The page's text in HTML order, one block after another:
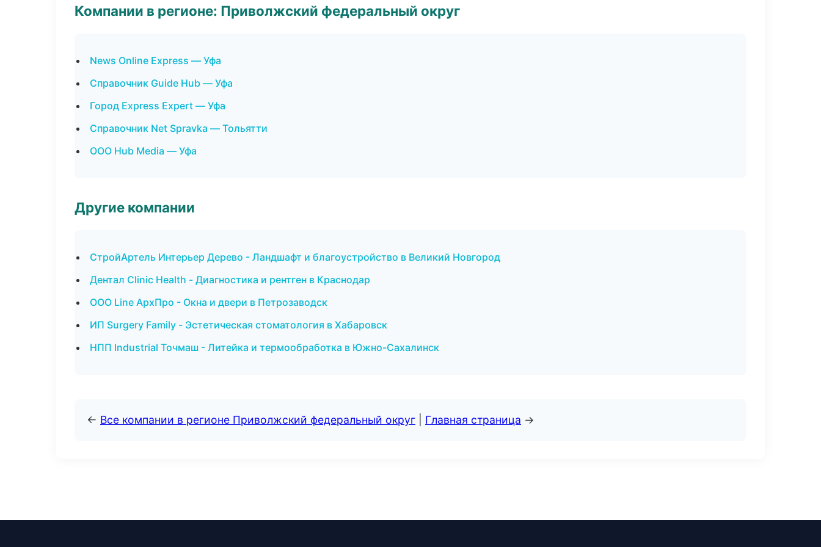
Компании в регионе: Приволжский федеральный округ
News Online Express — Уфа
Справочник Guide Hub — Уфа
Город Express Expert — Уфа
Справочник Net Spravka — Тольятти
ООО Hub Media — Уфа
Другие компании
СтройАртель Интерьер Дерево - Ландшафт и благоустройство в Великий Новгород
Дентал Clinic Health - Диагностика и рентген в Краснодар
ООО Line АрхПро - Окна и двери в Петрозаводск
ИП Surgery Family - Эстетическая стоматология в Хабаровск
НПП Industrial Точмаш - Литейка и термообработка в Южно-Сахалинск
← Все компании в регионе Приволжский федеральный округ Главная страница →